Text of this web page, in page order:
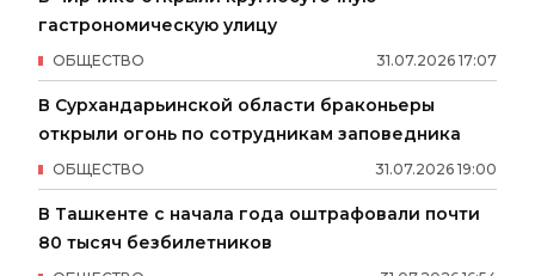
гастрономическую улицу
31.07.2026 17:07
ОБЩЕСТВО
В Сурхандарьинской области браконьеры
открыли огонь по сотрудникам заповедника
31.07.2026 19:00
ОБЩЕСТВО
В Ташкенте с начала года оштрафовали почти
80 тысяч безбилетников